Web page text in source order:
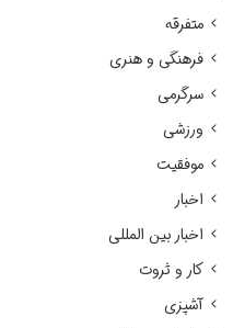
متفرقه
فرهنگی و هنری
سرگرمی
ورزشی
موفقیت
اخبار
اخبار بین المللی
کار و ثروت
آشپزی